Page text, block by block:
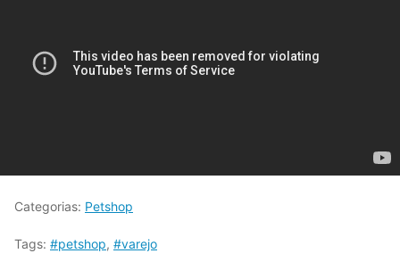
Categorias: Petshop
Tags: #petshop, #varejo